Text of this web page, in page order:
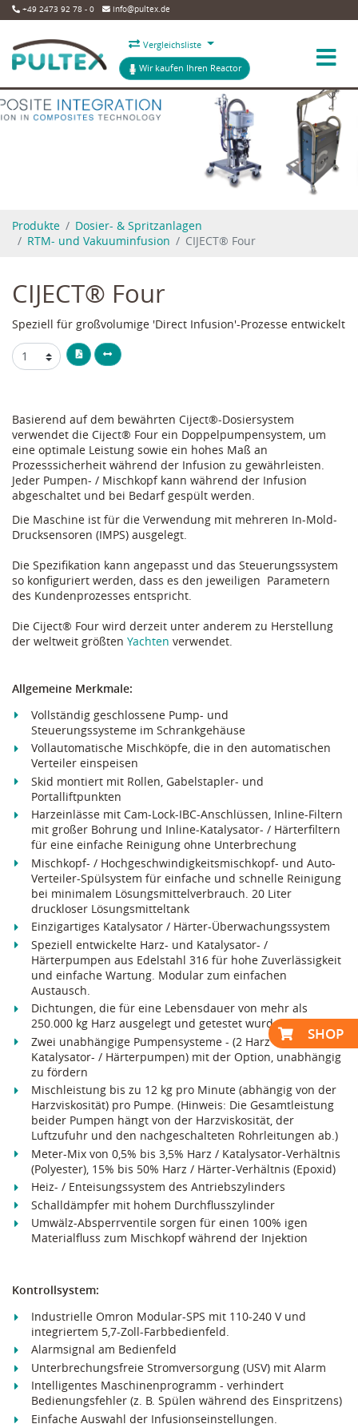
+49 2473 92 78 - 0 info@pultex.de
Vergleichsliste
Wir kaufen Ihren Reactor
Produkte
Dosier- & Spritzanlagen
RTM- und Vakuuminfusion
CIJECT® Four
CIJECT® Four
Speziell für großvolumige 'Direct Infusion'-Prozesse entwickelt
Basierend auf dem bewährten Ciject®-Dosiersystem
verwendet die Ciject® Four ein Doppelpumpensystem, um
eine optimale Leistung sowie ein hohes Maß an
Prozesssicherheit während der Infusion zu gewährleisten.
Jeder Pumpen- / Mischkopf kann während der Infusion
abgeschaltet und bei Bedarf gespült werden.
Die Maschine ist für die Verwendung mit mehreren In-Mold-
Drucksensoren (IMPS) ausgelegt.
Die Spezifikation kann angepasst und das Steuerungssystem
so konfiguriert werden, dass es den jeweiligen Parametern
des Kundenprozesses entspricht.
Die Ciject® Four wird derzeit unter anderem zu Herstellung
der weltweit größten Yachten verwendet.
Allgemeine Merkmale:
Vollständig geschlossene Pump- und
Steuerungssysteme im Schrankgehäuse
Vollautomatische Mischköpfe, die in den automatischen
Verteiler einspeisen
Skid montiert mit Rollen, Gabelstapler- und
Portalliftpunkten
Harzeinlässe mit Cam-Lock-IBC-Anschlüssen, Inline-Filtern
mit großer Bohrung und Inline-Katalysator- / Härterfiltern
für eine einfache Reinigung ohne Unterbrechung
Mischkopf- / Hochgeschwindigkeitsmischkopf- und Auto-
Verteiler-Spülsystem für einfache und schnelle Reinigung
bei minimalem Lösungsmittelverbrauch. 20 Liter
druckloser Lösungsmitteltank
Einzigartiges Katalysator / Härter-Überwachungssystem
Speziell entwickelte Harz- und Katalysator- /
Härterpumpen aus Edelstahl 316 für hohe Zuverlässigkeit
und einfache Wartung. Modular zum einfachen
Austausch.
Dichtungen, die für eine Lebensdauer von mehr als
250.000 kg Harz ausgelegt und getestet wurden.
Zwei unabhängige Pumpensysteme - (2 Harz und 2
Katalysator- / Härterpumpen) mit der Option, unabhängig
zu fördern
Mischleistung bis zu 12 kg pro Minute (abhängig von der
Harzviskosität) pro Pumpe. (Hinweis: Die Gesamtleistung
beider Pumpen hängt von der Harzviskosität, der
Luftzufuhr und den nachgeschalteten Rohrleitungen ab.)
Meter-Mix von 0,5% bis 3,5% Harz / Katalysator-Verhältnis
(Polyester), 15% bis 50% Harz / Härter-Verhältnis (Epoxid)
Heiz- / Enteisungssystem des Antriebszylinders
Schalldämpfer mit hohem Durchflusszylinder
Umwälz-Absperrventile sorgen für einen 100% igen
Materialfluss zum Mischkopf während der Injektion
Kontrollsystem:
Industrielle Omron Modular-SPS mit 110-240 V und
integriertem 5,7-Zoll-Farbbedienfeld.
Alarmsignal am Bedienfeld
Unterbrechungsfreie Stromversorgung (USV) mit Alarm
Intelligentes Maschinenprogramm - verhindert
Bedienungsfehler (z. B. Spülen während des Einspritzens)
Einfache Auswahl der Infusionseinstellungen.
SHOP